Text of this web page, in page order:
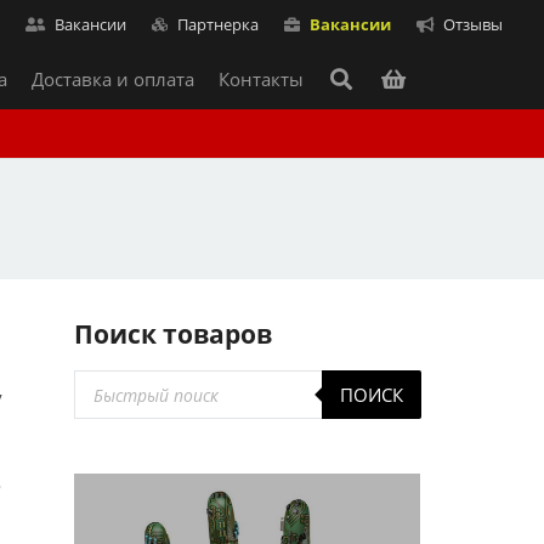
Вакансии Партнерка Вакансии Отзывы
Доставка и оплата Контакты
Поиск товаров
Поиск
товаров
ПОИСК